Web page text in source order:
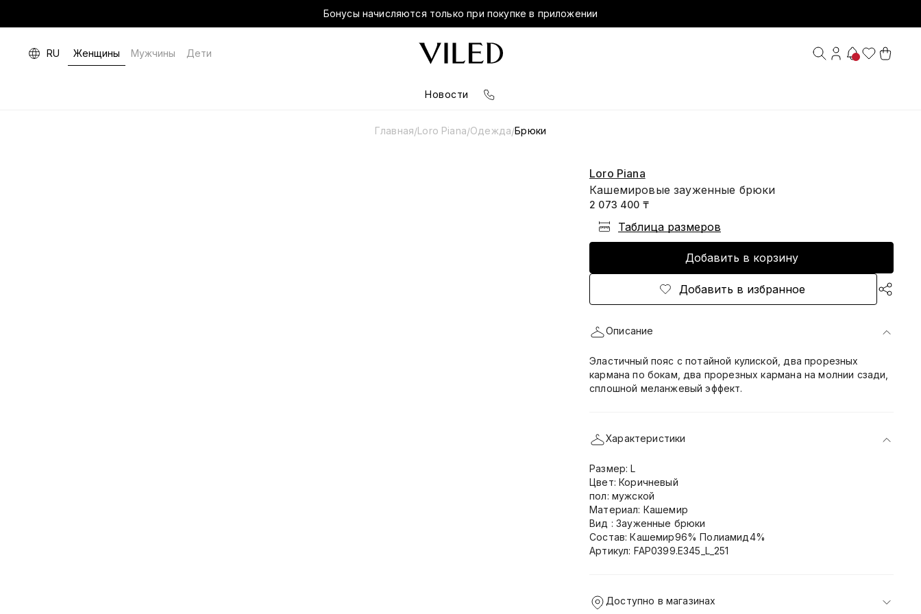
Бонусы начисляются только при покупке в приложении
RU Женщины Мужчины Дети
Новости
Главная/Loro Piana/Одежда/Брюки
Loro Piana
Кашемировые зауженные брюки
2 073 400 ₸
Таблица размеров
Добавить в корзину
Добавить в избранное
Описание
Эластичный пояс с потайной кулиской, два прорезных
кармана по бокам, два прорезных кармана на молнии сзади,
сплошной меланжевый эффект.
Характеристики
Размер: L
Цвет: Коричневый
пол: мужской
Материал: Кашемир
Вид : Зауженные брюки
Состав: Кашемир96% Полиамид4%
Артикул: FAP0399.E345_L_251
Доступно в магазинах